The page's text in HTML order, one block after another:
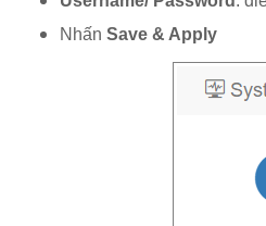
Nhấn Save & Apply